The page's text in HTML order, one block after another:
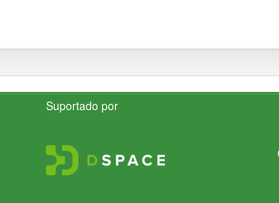
Suportado por